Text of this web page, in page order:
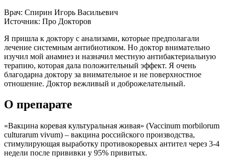
Врач: Спирин Игорь Васильевич
Источник: Про Докторов
Я пришла к доктору с анализами​, которые предполагали
лечение системным антибиотиком. Но доктор внимательно
изучил мой анамнез и назначил местную антибактериальную
терапию, которая дала положительный эффект. Я очень
благодарна доктору за внимательное и не поверхностное
отношение. Доктор вежливый и доброжелательный.
О препарате
«Вакцина коревая культуральная живая» (Vaccinum morbilorum
culturarum vivum) – вакцина российского производства,
стимулирующая выработку противокоревых антител через 3-4
недели после прививки у 95% привитых.